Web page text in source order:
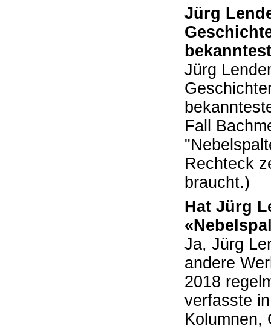
Jürg
Jürg
Fall
Rechteck
braucht.)
Hat Jürg
Ja, Jürg
andere
2018
verfasste
Kolumnen,